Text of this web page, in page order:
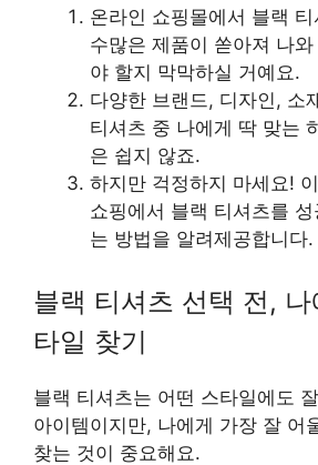
온라인 쇼핑몰에서 블랙
수많은 제품이 쏟아져 나
야 할지 막막하실 거예요.
다양한 브랜드, 디자인, 소
티셔츠 중 나에게 딱 맞는
은 쉽지 않죠.
하지만 걱정하지 마세요!
쇼핑에서 블랙 티셔츠를
는 방법을 알려제공합니다.
블랙 티셔츠 선택 전,
타일 찾기
블랙 티셔츠는 어떤 스타일에도
아이템이지만, 나에게 가장 잘 어
찾는 것이 중요해요.